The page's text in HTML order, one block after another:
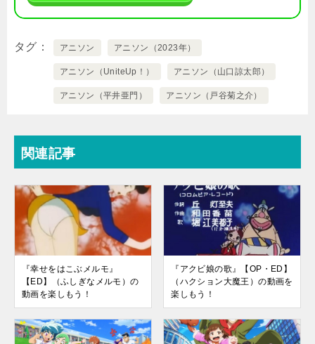
タグ アニソン アニソン（2023年）
アニソン（UniteUp！） アニソン（山口諒太郎）
アニソン（平井亜門） アニソン（戸谷菊之介）
関連記事
『幸せをはこぶメルモ』
【ED】（ふしぎなメルモ）の
動画を楽しもう！
『アクビ娘の歌』【OP・ED】
（ハクション大魔王）の動画を
楽しもう！